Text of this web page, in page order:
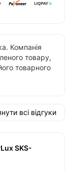
Компанія
товару,
товарного
всі відгуки
SKS-